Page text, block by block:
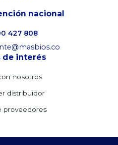
nacional
427 808
de interés
nosotros
distribuidor
proveedores